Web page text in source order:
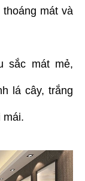
mát và
sắc mát mẻ,
lá cây, trắng
mái.